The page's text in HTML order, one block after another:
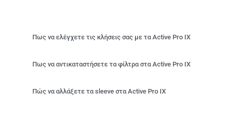
Πως να ελέγχετε τις κλήσεις σας με τα Active Pro IX
Πως να αντικαταστήσετε τα φίλτρα στα Active Pro IX
Πώς να αλλάξετε τα sleeve στα Active Pro IX